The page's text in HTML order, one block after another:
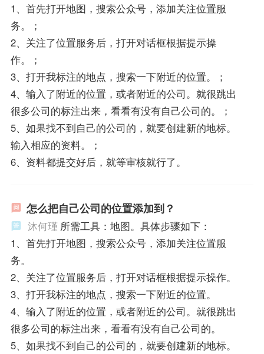
1、首先打开地图，搜索公众号，添加关注位置服
务。；
2、关注了位置服务后，打开对话框根据提示操
作。；
3、打开我标注的地点，搜索一下附近的位置。；
4、输入了附近的位置，或者附近的公司。就很跳出
很多公司的标注出来，看看有没有自己公司的。；
5、如果找不到自己的公司的，就要创建新的地标。
输入相应的资料。；
6、资料都提交好后，就等审核就行了。
怎么把自己公司的位置添加到？
沐何瑾 所需工具：地图。具体步骤如下：
1、首先打开地图，搜索公众号，添加关注位置服
务。
2、关注了位置服务后，打开对话框根据提示操作。
3、打开我标注的地点，搜索一下附近的位置。
4、输入了附近的位置，或者附近的公司。就很跳出
很多公司的标注出来，看看有没有自己公司的。
5、如果找不到自己的公司的，就要创建新的地标。